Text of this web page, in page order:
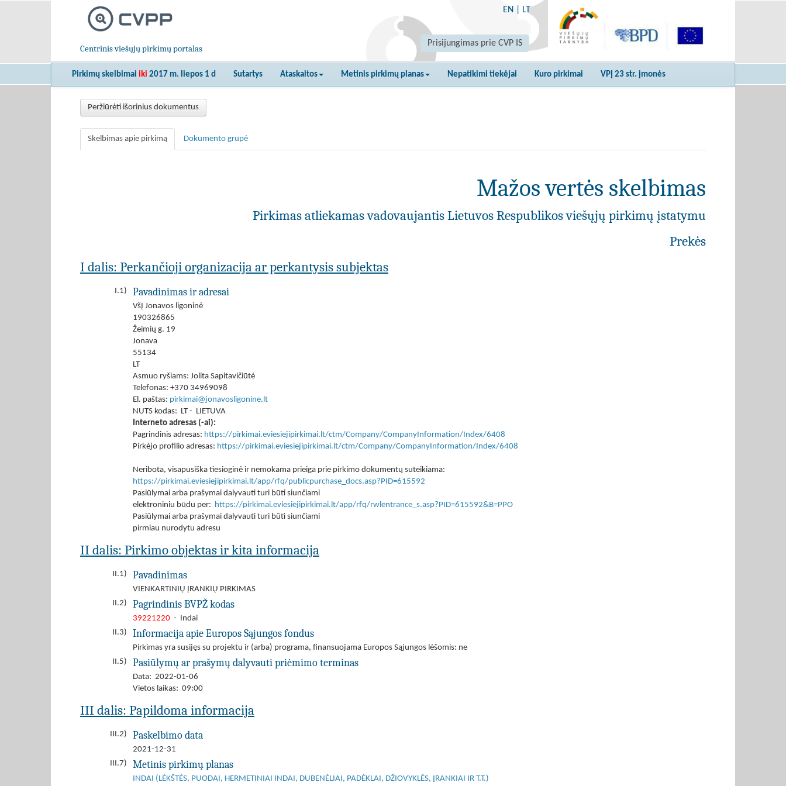
Centrinis viešųjų pirkimų portalas
EN LT
Prisijungimas prie CVP IS
Pirkimų skelbimai iki 2017 m. liepos 1 d Sutartys Ataskaitos Metinis pirkimų planas Nepatikimi tiekėjai Kuro pirkimai VPĮ 23 str. įmonės
Peržiūrėti išorinius dokumentus
Skelbimas apie pirkimą Dokumento grupė
Mažos vertės skelbimas
Pirkimas atliekamas vadovaujantis Lietuvos Respublikos viešųjų pirkimų įstatymu
Prekės
I dalis: Perkančioji organizacija ar perkantysis subjektas
I.1) Pavadinimas ir adresai
VšĮ Jonavos ligoninė
190326865
Žeimių g. 19
Jonava
55134
LT
Asmuo ryšiams: Jolita Sapitavičiūtė
Telefonas: +370 34969098
El. paštas: pirkimai@jonavosligonine.lt
NUTS kodas: LT - LIETUVA
Interneto adresas (-ai):
Pagrindinis adresas: https://pirkimai.eviesiejipirkimai.lt/ctm/Company/CompanyInformation/Index/6408
Pirkėjo profilio adresas: https://pirkimai.eviesiejipirkimai.lt/ctm/Company/CompanyInformation/Index/6408
Neribota, visapusiška tiesioginė ir nemokama prieiga prie pirkimo dokumentų suteikiama:
https://pirkimai.eviesiejipirkimai.lt/app/rfq/publicpurchase_docs.asp?PID=615592
Pasiūlymai arba prašymai dalyvauti turi būti siunčiami
elektroniniu būdu per: https://pirkimai.eviesiejipirkimai.lt/app/rfq/rwlentrance_s.asp?PID=615592&B=PPO
Pasiūlymai arba prašymai dalyvauti turi būti siunčiami
pirmiau nurodytu adresu
II dalis: Pirkimo objektas ir kita informacija
II.1) Pavadinimas
VIENKARTINIŲ ĮRANKIŲ PIRKIMAS
II.2)
Pagrindinis BVPŽ kodas
39221220 - Indai
II.3)
Informacija apie Europos Sąjungos fondus
Pirkimas yra susijęs su projektu ir (arba) programa, finansuojama Europos Sąjungos lėšomis: ne
II.5)
Pasiūlymų ar prašymų dalyvauti priėmimo terminas
Data: 2022-01-06
Vietos laikas: 09:00
III dalis: Papildoma informacija
III.2) Paskelbimo data
2021-12-31
III.7)
Metinis pirkimų planas
INDAI (LĖKŠTĖS, PUODAI, HERMETINIAI INDAI, DUBENĖLIAI, PADĖKLAI, DŽIOVYKLĖS, ĮRANKIAI IR T.T.)